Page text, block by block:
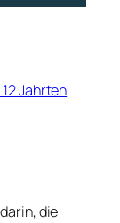
Jahrten
die